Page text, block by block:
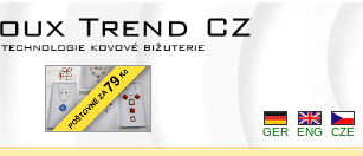
CZE
ENG
GER